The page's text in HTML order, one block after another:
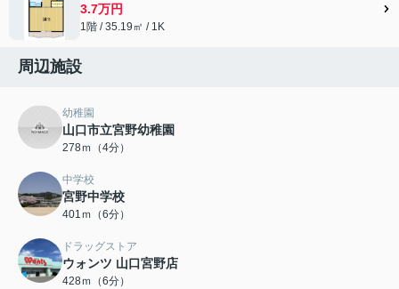
3.7万円
1階 / 35.19㎡ / 1K
周辺施設
幼稚園
山口市立宮野幼稚園
278ｍ（4分）
中学校
宮野中学校
401ｍ（6分）
ドラッグストア
ウォンツ 山口宮野店
428ｍ（6分）